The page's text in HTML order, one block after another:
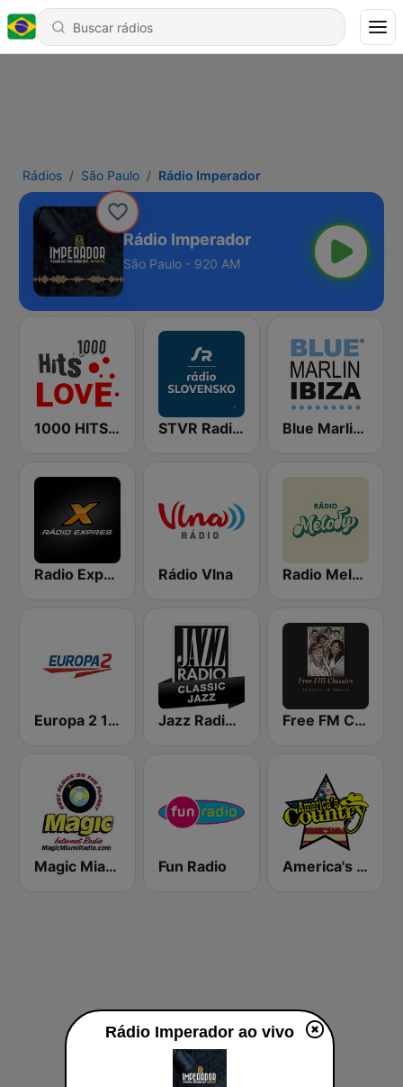
Rádios São Paulo Rádio Imperador
Rádio Imperador
São Paulo - 920 AM
1000 HITS Love STVR Radio Slovensko Blue Marlin Ibiza Radio
Radio Expres Rádio Vlna Radio Melody
Europa 2 104.8 FM Jazz Radio Classic Jazz Free FM Classics USA
Magic Miami Fun Radio America's Country
Rádio Imperador ao vivo